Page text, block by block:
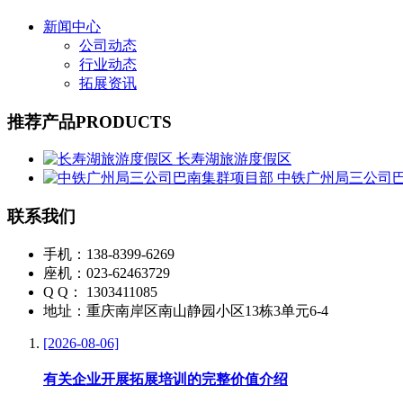
新闻中心
公司动态
行业动态
拓展资讯
推荐产品PRODUCTS
长寿湖旅游度假区
中铁广州局三公司
联系我们
手机：138-8399-6269
座机：023-62463729
Q Q： 1303411085
地址：重庆南岸区南山静园小区13栋3单元6-4
[2026-08-06]
有关企业开展拓展培训的完整价值介绍